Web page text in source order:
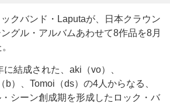
クバンド・Laputaが、日本クラウン
グル・アルバムあわせて8作品を8月
結成された、aki（vo）、
）、Tomoi（ds）の4人からなる、
シーン創成期を形成したロック・バ